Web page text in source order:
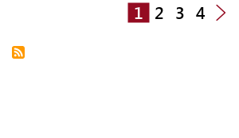
1 2 3 4